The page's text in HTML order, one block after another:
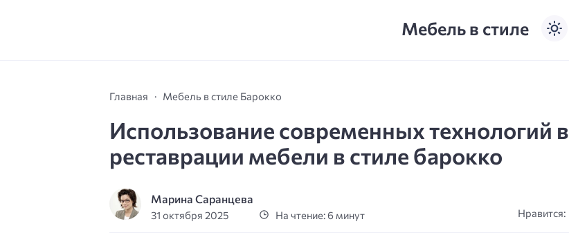
Мебель в стиле
Главная Мебель в стиле Барокко
Использование современных технологий в
реставрации мебели в стиле барокко
Марина Саранцева
31 октября 2025 На чтение: 6 минут Нравится: